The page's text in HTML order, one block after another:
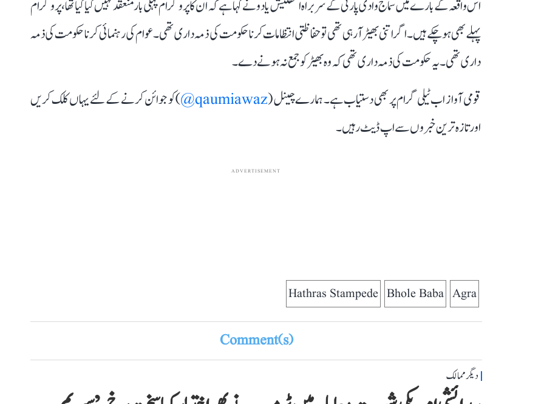
اس واقعہ کے بارے میں سماج وادی پارٹی کے سربراہ اکھلیش یادو نے کہا ہےکہ ان کا پروگرام پہلی بار منعقد نہیں کیا گیا تھا، پروگرام
پہلے بھی ہو چکے ہیں۔ اگر اتنی بھیڑ آرہی تھی تو حفاظتی انتظامات کرنا حکومت کی ذمہ داری تھی۔ عوام کی رہنمائی کرنا حکومت کی ذمہ
داری تھی۔ یہ حکومت کی ذمہ داری تھی کہ وہ بھیڑ کو جمع نہ ہونے دے۔
قومی آواز اب ٹیلی گرام پر بھی دستیاب ہے۔ ہمارے چینل (qaumiawaz@
) کو جوائن کرنے کے لئے یہاں کلک کریں
اور تازہ ترین خبروں سے اپ ڈیٹ رہیں۔
ADVERTISEMENT
Agra
Bhole Baba
Hathras Stampede
Comment(s)
دیگر ممالک